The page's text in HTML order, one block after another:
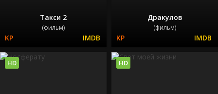
Такси 2
(фильм)
Дракулов
(фильм)
HD HD